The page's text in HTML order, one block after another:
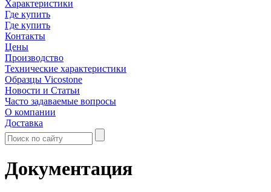
Характеристики
Где купить
Где купить
Контакты
Цены
Производство
Технические характеристики
Образцы Vicostone
Новости и Статьи
Часто задаваемые вопросы
О компании
Доставка
Документация